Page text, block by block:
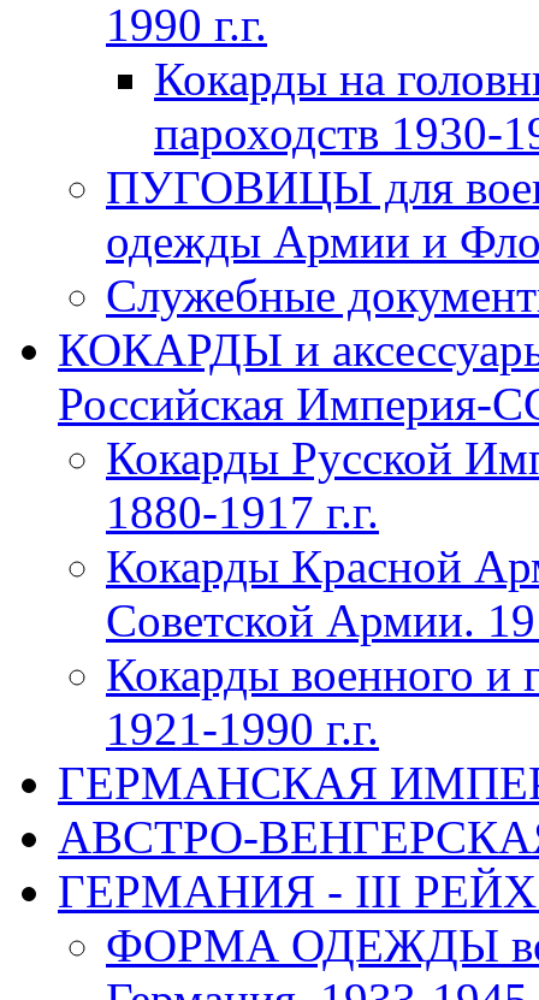
1990 г.г.
Кокарды на
пароходств 1930-
ПУГОВИЦЫ для
одежды Армии и
Служебные
КОКАРДЫ и
Российская Империя-
Кокарды Русской
1880-1917 г.г.
Кокарды Красной
Советской Армии.
Кокарды военного и
1921-1990 г.г.
ГЕРМАНСКАЯ
АВСТРО-
ГЕРМАНИЯ - III РЕЙХ
ФОРМА ОДЕЖДЫ